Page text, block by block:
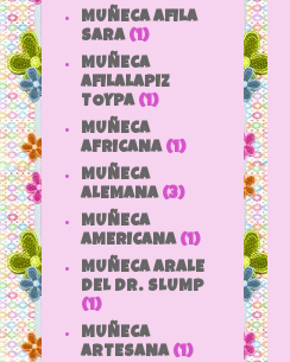
MUÑECA AFILA
SARA (1)
MUÑECA
AFILALAPIZ
TOYPA (1)
MUÑECA
AFRICANA (1)
MUÑECA
ALEMANA (3)
MUÑECA
AMERICANA (1)
MUÑECA ARALE
DEL DR. SLUMP
(1)
MUÑECA
ARTESANA (1)